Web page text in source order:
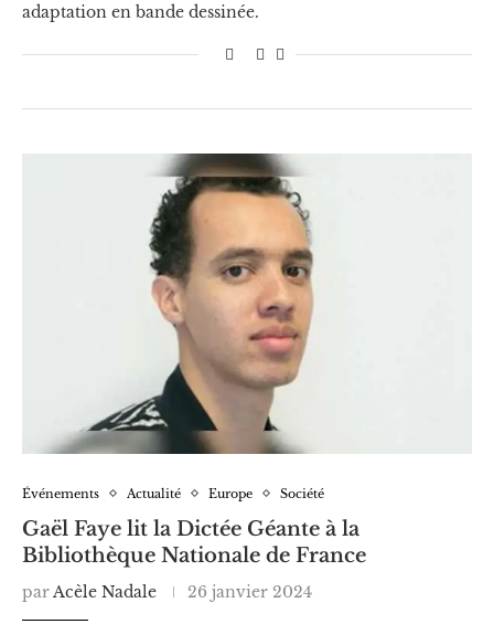
adaptation en bande dessinée.
Événements Actualité Europe Société
Gaël Faye lit la Dictée Géante à la
Bibliothèque Nationale de France
parAcèle Nadale 26 janvier 2024